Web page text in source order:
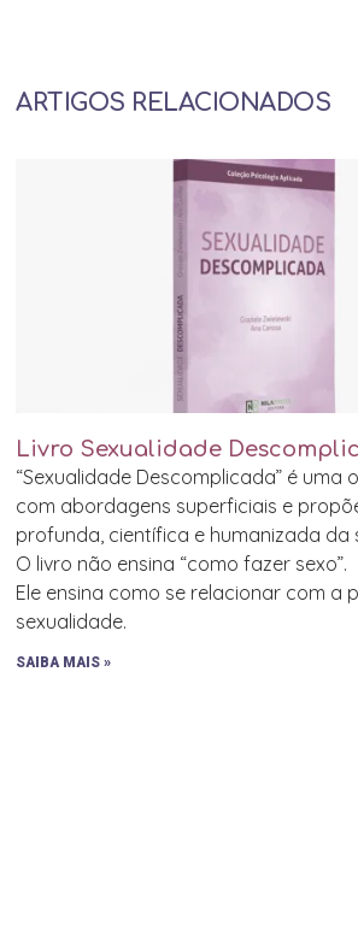
ARTIGOS RELACIONADOS
Livro Sexualidade
“Sexualidade Descomplicada” é uma
com abordagens superficiais e
profunda, científica e humanizada da
O livro não ensina “como fazer sexo”.
Ele ensina como se relacionar com a
sexualidade.
SAIBA MAIS »